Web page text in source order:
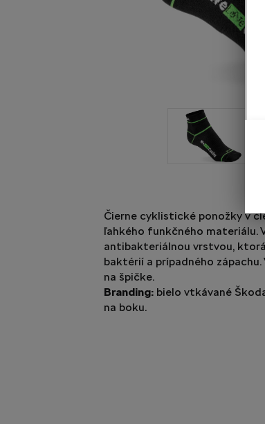
Čierne cyklistické ponožky v
ľahkého funkčného materiálu.
antibakteriálnou vrstvou,
baktérií a prípadného
na špičke.
Branding: bielo vtkávané
na boku.